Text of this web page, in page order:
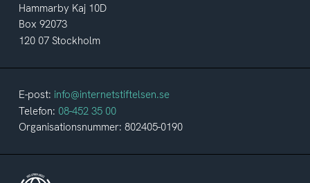
Hammarby Kaj 10D
Box 92073
120 07 Stockholm
E-post: info@internetstiftelsen.se
Telefon: 08-452 35 00
Organisationsnummer: 802405-0190